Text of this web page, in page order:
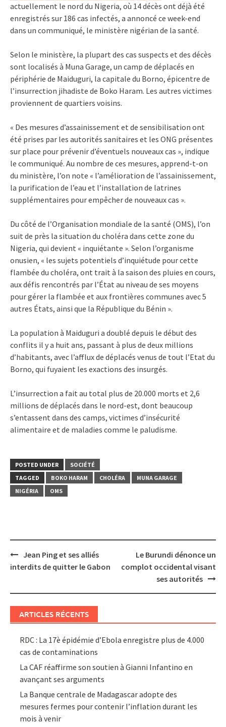
actuellement le nord du Nigeria, où 14 décès ont déjà été
enregistrés sur 186 cas infectés, a annoncé ce week-end
dans un communiqué, le ministère nigérian de la santé.
Selon le ministère, la plupart des cas suspects et des décès
sont localisés à Muna Garage, un camp de déplacés en
périphérie de Maiduguri, la capitale du Borno, épicentre de
l’insurrection jihadiste de Boko Haram. Les autres victimes
proviennent de quartiers voisins.
« Des mesures d’assainissement et de sensibilisation ont
été prises par les autorités sanitaires et les ONG présentes
sur place pour prévenir d’éventuels nouveaux cas », indique
le communiqué. Au nombre de ces mesures, apprend-t-on
du ministère, l’on note « l’amélioration de l’assainissement,
la purification de l’eau et l’installation de latrines
supplémentaires pour empêcher de nouveaux cas ».
Du côté de l’Organisation mondiale de la santé (OMS), l’on
suit de près la situation du choléra dans cette zone du
Nigeria, qui devient « inquiétante ». Selon l’organisme
onusien, « les sujets potentiels d’inquiétude pour cette
flambée du choléra, ont trait à la saison des pluies en cours,
aux défis rencontrés par l’État au niveau de ses moyens
pour gérer la flambée et aux frontières communes avec 5
autres États, ainsi que la République du Bénin ».
La population à Maiduguri a doublé depuis le début des
conflits il y a huit ans, passant à plus de deux millions
d’habitants, avec l’afflux de déplacés venus de tout l’Etat du
Borno, qui fuyaient les exactions des insurgés.
L’insurrection a fait au total plus de 20.000 morts et 2,6
millions de déplacés dans le nord-est, dont beaucoup
s’entassent dans des camps, victimes d’insécurité
alimentaire et de maladies comme le paludisme.
POSTED UNDER
SOCIÉTÉ
TAGGED
BOKO HARAM CHOLÉRA
MUNA GARAGE
NIGÉRIA
OMS
Post
navigation
Jean Ping et ses alliés
interdits de quitter le Gabon
Le Burundi dénonce un
complot occidental visant
ses autorités
ARTICLES RÉCENTS
RDC : La 17è épidémie d’Ebola enregistre plus de 4.000
cas de contaminations
La CAF réaffirme son soutien à Gianni Infantino en
avançant ses arguments
La Banque centrale de Madagascar adopte des
mesures fermes pour contenir l’inflation durant les
mois à venir